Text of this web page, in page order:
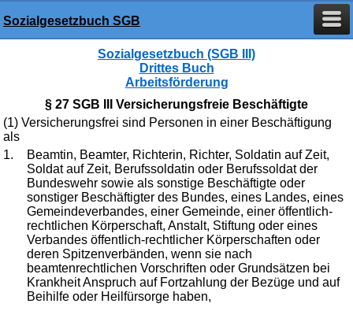
Sozialgesetzbuch SGB
Sozialgesetzbuch (SGB III)
Drittes Buch
Arbeitsförderung
§ 27 SGB III Versicherungsfreie Beschäftigte
(1) Versicherungsfrei sind Personen in einer Beschäftigung
als
1.
Beamtin, Beamter, Richterin, Richter, Soldatin auf Zeit,
Soldat auf Zeit, Berufssoldatin oder Berufssoldat der
Bundeswehr sowie als sonstige Beschäftigte oder
sonstiger Beschäftigter des Bundes, eines Landes, eines
Gemeindeverbandes, einer Gemeinde, einer öffentlich-
rechtlichen Körperschaft, Anstalt, Stiftung oder eines
Verbandes öffentlich-rechtlicher Körperschaften oder
deren Spitzenverbänden, wenn sie nach
beamtenrechtlichen Vorschriften oder Grundsätzen bei
Krankheit Anspruch auf Fortzahlung der Bezüge und auf
Beihilfe oder Heilfürsorge haben,